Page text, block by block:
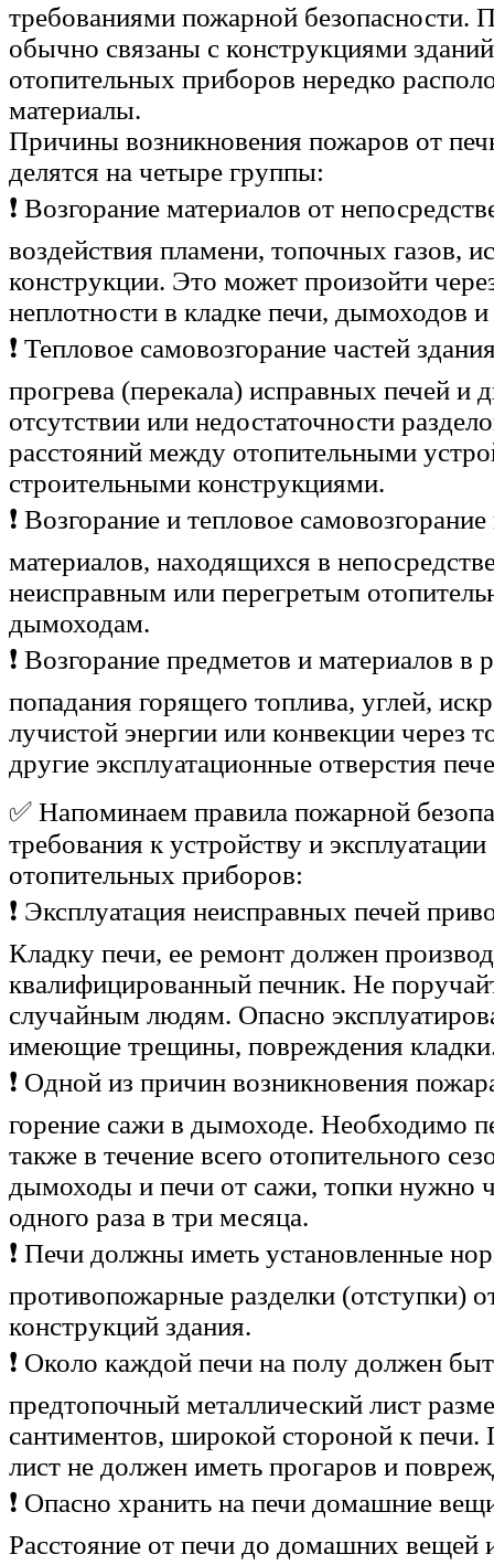
требованиями пожарной безопасности.
обычно связаны с конструкциями
отопительных приборов нередко
материалы.
Причины возникновения пожаров от
делятся на четыре группы:
❗ Возгорание материалов от
воздействия пламени, топочных газов,
конструкции. Это может произойти
неплотности в кладке печи, дымоходов и
❗ Тепловое самовозгорание частей
прогрева (перекала) исправных печей и
отсутствии или недостаточности
расстояний между отопительными
строительными конструкциями.
❗ Возгорание и тепловое
материалов, находящихся в
неисправным или перегретым
дымоходам.
❗ Возгорание предметов и материалов в
попадания горящего топлива, углей,
лучистой энергии или конвекции через
другие эксплуатационные отверстия
✅ Напоминаем правила пожарной
требования к устройству и
отопительных приборов:
❗ Эксплуатация неисправных печей
Кладку печи, ее ремонт должен
квалифицированный печник. Не
случайным людям. Опасно
имеющие трещины, повреждения
❗ Одной из причин возникновения
горение сажи в дымоходе. Необходимо
также в течение всего отопительного
дымоходы и печи от сажи, топки нужно
одного раза в три месяца.
❗ Печи должны иметь установленные
противопожарные разделки (отступки)
конструкций здания.
❗ Около каждой печи на полу должен
предтопочный металлический лист
сантиментов, широкой стороной к
лист не должен иметь прогаров и
❗ Опасно хранить на печи домашние
Расстояние от печи до домашних вещей